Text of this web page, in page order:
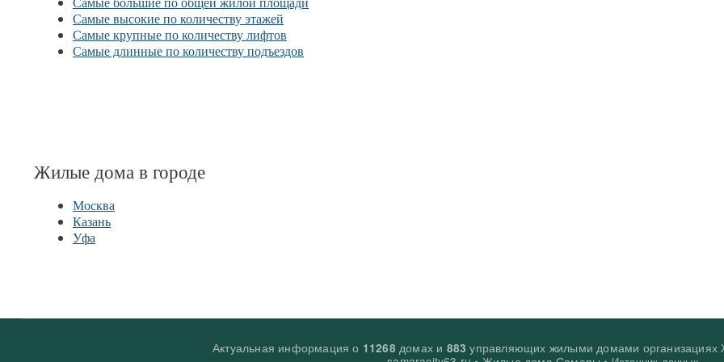
Самые высокие по количеству этажей
Самые крупные по количеству лифтов
Самые длинные по количеству подъездов
Жилые дома в городе
Москва
Казань
Уфа
Актуальная информация о 11268 домах и 883управляющих жилыми домами